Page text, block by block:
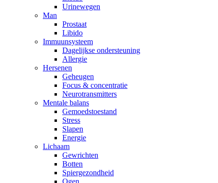
Urinewegen
Man
Prostaat
Libido
Immuunsysteem
Dagelijkse ondersteuning
Allergie
Hersenen
Geheugen
Focus & concentratie
Neurotransmitters
Mentale balans
Gemoedstoestand
Stress
Slapen
Energie
Lichaam
Gewrichten
Botten
Spiergezondheid
Ogen